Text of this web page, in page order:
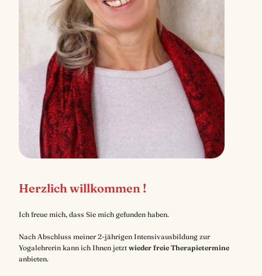
Herzlich willkommen !
Ich freue mich, dass Sie mich gefunden haben.
Nach Abschluss meiner 2-jährigen Intensivausbildung zur
Yogalehrerin kann ich Ihnen jetzt wieder freie Therapietermine
anbieten.